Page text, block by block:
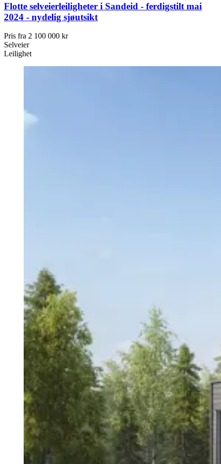
Flotte selveierleiligheter i Sandeid - ferdigstilt mai
2024 - nydelig sjøutsikt
Pris fra 2 100 000 kr
Selveier
Leilighet